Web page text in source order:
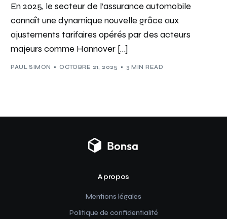
En 2025, le secteur de l’assurance automobile
connaît une dynamique nouvelle grâce aux
ajustements tarifaires opérés par des acteurs
majeurs comme Hannover […]
PAUL SIMON OCTOBRE 21, 2025 3 MIN READ
A propos
Mentions légales
Politique de confidentialité